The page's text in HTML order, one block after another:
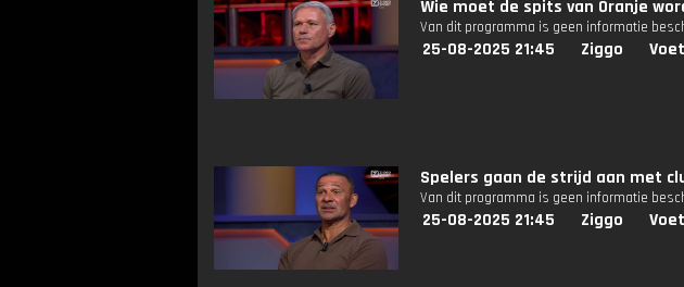
Wie moet de spits van Oranje
Van dit programma is geen informatie
25-08-2025 21:45 Ziggo
Spelers gaan de strijd aan met
Van dit programma is geen informatie
25-08-2025 21:45 Ziggo